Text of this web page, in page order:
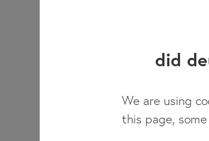
did
We are using
this page,